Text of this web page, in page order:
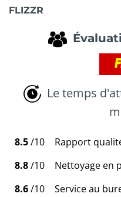
FLIZZR
Le temps
8.5/10
Rapport
8.8/10
Nettoyage en
8.6/10
Service au